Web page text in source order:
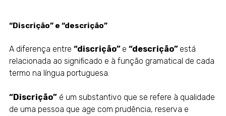
“Discrição” e “descrição”
A diferença entre “discrição” e “descrição” está
relacionada ao significado e à função gramatical de cada
termo na língua portuguesa.
“Discrição”é um substantivo que se refere à qualidade
de uma pessoa que age com prudência, reserva e